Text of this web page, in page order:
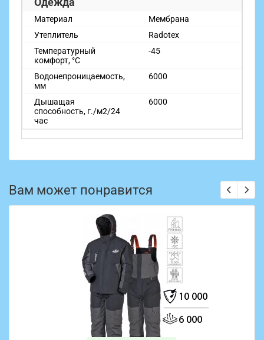
Материал
Мембрана
Утеплитель
Radotex
Температурный
комфорт, °С
-45
Водонепроницаемость,
мм
6000
Дышащая
способность, г./м2/24
час
6000
Вам может понравится